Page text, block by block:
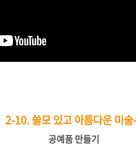
2-10.쓸모 있고 아름다운 미
공예품 만들기